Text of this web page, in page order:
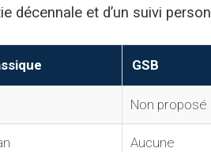
et d’un suivi
GSB
Non proposé
Aucune